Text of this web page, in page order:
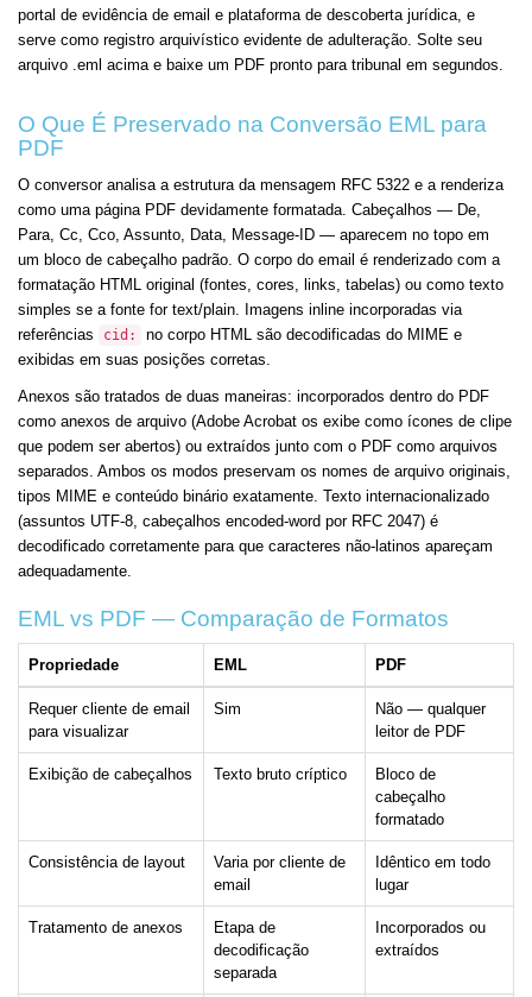
portal de evidência de email e plataforma de descoberta jurídica, e
serve como registro arquivístico evidente de adulteração. Solte seu
arquivo .eml acima e baixe um PDF pronto para tribunal em segundos.
O Que É Preservado na Conversão EML para
PDF
O conversor analisa a estrutura da mensagem RFC 5322 e a renderiza
como uma página PDF devidamente formatada. Cabeçalhos — De,
Para, Cc, Cco, Assunto, Data, Message-ID — aparecem no topo em
um bloco de cabeçalho padrão. O corpo do email é renderizado com a
formatação HTML original (fontes, cores, links, tabelas) ou como texto
simples se a fonte for text/plain. Imagens inline incorporadas via
referências
cid:
no corpo HTML são decodificadas do MIME e
exibidas em suas posições corretas.
Anexos são tratados de duas maneiras: incorporados dentro do PDF
como anexos de arquivo (Adobe Acrobat os exibe como ícones de clipe
que podem ser abertos) ou extraídos junto com o PDF como arquivos
separados. Ambos os modos preservam os nomes de arquivo originais,
tipos MIME e conteúdo binário exatamente. Texto internacionalizado
(assuntos UTF-8, cabeçalhos encoded-word por RFC 2047) é
decodificado corretamente para que caracteres não-latinos apareçam
adequadamente.
EML vs PDF — Comparação de Formatos
Propriedade EML PDF
Requer cliente de email
para visualizar
Sim
Não — qualquer
leitor de PDF
Exibição de cabeçalhos Texto bruto críptico
Bloco de
cabeçalho
formatado
Consistência de layout
Varia por cliente de
email
Idêntico em todo
lugar
Tratamento de anexos
Etapa de
decodificação
separada
Incorporados ou
extraídos